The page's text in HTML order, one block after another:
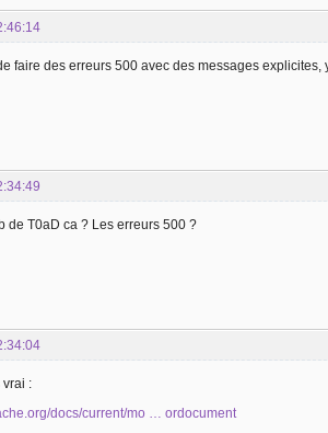
faire des erreurs 500 avec des messages
de T0aD ca ? Les erreurs 500 ?
vrai :
docs/current/mo … ordocument